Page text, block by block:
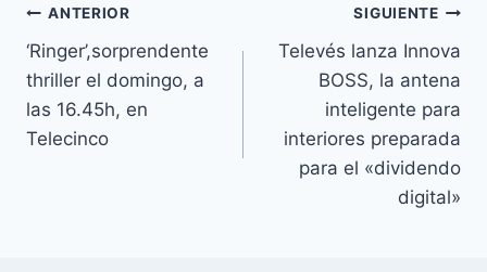
Navegación
de
entradas
ANTERIOR
‘Ringer’,sorprendente
thriller el domingo, a
las 16.45h, en
Telecinco
SIGUIENTE
Televés lanza Innova
BOSS, la antena
inteligente para
interiores preparada
para el «dividendo
digital»